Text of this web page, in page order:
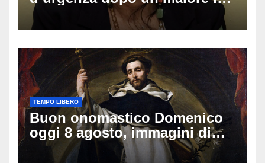
vacanza: come sta oggi l’ex
Lady Gucci
TEMPO LIBERO
Buon onomastico Domenico
oggi 8 agosto, immagini di
auguri da condividere